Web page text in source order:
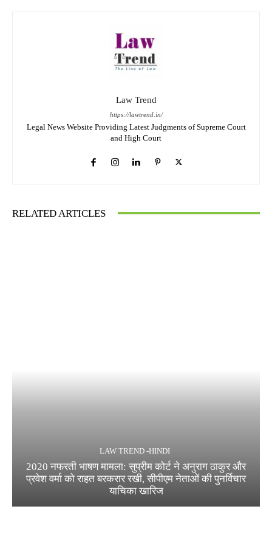
Law Trend
https://lawtrend.in/
Legal News Website Providing Latest Judgments of Supreme Court
and High Court
RELATED ARTICLES
LAW TREND -HINDI
2020 नफरती भाषण मामला: सुप्रीम कोर्ट ने अनुराग ठाकुर और
प्रवेश वर्मा को राहत बरकरार रखी, सीपीएम नेताओं की पुनर्विचार
याचिका खारिज